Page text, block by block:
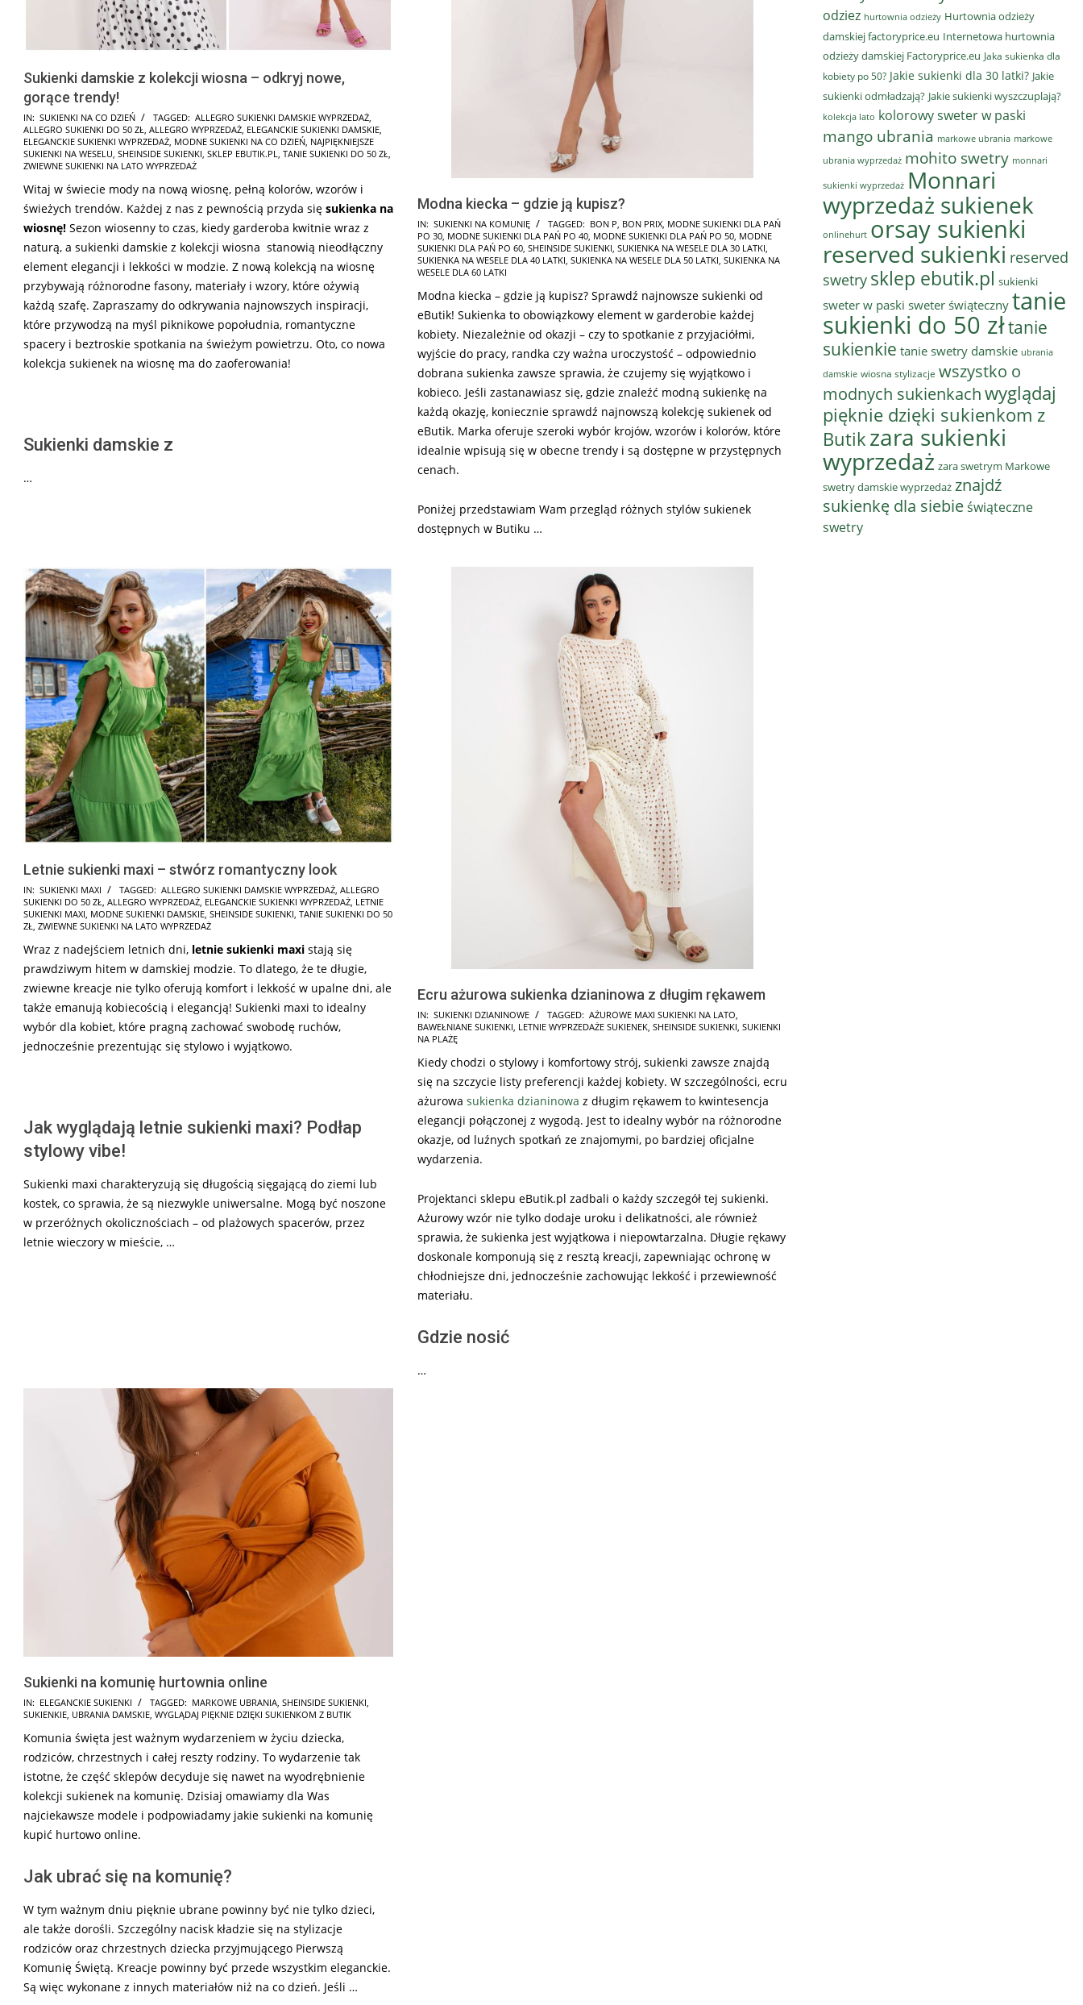
Sukienki damskie z kolekcji wiosna – odkryj nowe,
gorące trendy!
2025-
10-
07
IN: SUKIENKI NA CO DZIEŃ TAGGED: ALLEGRO SUKIENKI DAMSKIE WYPRZEDAŻ,
ALLEGRO SUKIENKI DO 50 ZŁ, ALLEGRO WYPRZEDAŻ, ELEGANCKIE SUKIENKI DAMSKIE,
ELEGANCKIE SUKIENKI WYPRZEDAŻ, MODNE SUKIENKI NA CO DZIEŃ, NAJPIĘKNIEJSZE
SUKIENKI NA WESELU, SHEINSIDE SUKIENKI, SKLEP EBUTIK.PL, TANIE SUKIENKI DO 50 ZŁ,
ZWIEWNE SUKIENKI NA LATO WYPRZEDAŻ
Witaj w świecie mody na nową wiosnę, pełną kolorów, wzorów i
świeżych trendów. Każdej z nas z pewnością przyda się sukienka na
wiosnę! Sezon wiosenny to czas, kiedy garderoba kwitnie wraz z
naturą, a sukienki damskie z kolekcji wiosna stanowią nieodłączny
element elegancji i lekkości w modzie. Z nową kolekcją na wiosnę
przybywają różnorodne fasony, materiały i wzory, które ożywią
każdą szafę. Zapraszamy do odkrywania najnowszych inspiracji,
które przywodzą na myśl piknikowe popołudnia, romantyczne
spacery i beztroskie spotkania na świeżym powietrzu. Oto, co nowa
kolekcja sukienek na wiosnę ma do zaoferowania!
Sukienki damskie z
…
Modna kiecka – gdzie ją kupisz?
2025-
08-
13
IN: SUKIENKI NA KOMUNIĘ TAGGED: BON P, BON PRIX, MODNE SUKIENKI DLA PAŃ
PO 30, MODNE SUKIENKI DLA PAŃ PO 40, MODNE SUKIENKI DLA PAŃ PO 50, MODNE
SUKIENKI DLA PAŃ PO 60, SHEINSIDE SUKIENKI, SUKIENKA NA WESELE DLA 30 LATKI,
SUKIENKA NA WESELE DLA 40 LATKI, SUKIENKA NA WESELE DLA 50 LATKI, SUKIENKA NA
WESELE DLA 60 LATKI
Modna kiecka – gdzie ją kupisz? Sprawdź najnowsze sukienki od
eButik! Sukienka to obowiązkowy element w garderobie każdej
kobiety. Niezależnie od okazji – czy to spotkanie z przyjaciółmi,
wyjście do pracy, randka czy ważna uroczystość – odpowiednio
dobrana sukienka zawsze sprawia, że czujemy się wyjątkowo i
kobieco. Jeśli zastanawiasz się, gdzie znaleźć modną sukienkę na
każdą okazję, koniecznie sprawdź najnowszą kolekcję sukienek od
eButik. Marka oferuje szeroki wybór krojów, wzorów i kolorów, które
idealnie wpisują się w obecne trendy i są dostępne w przystępnych
cenach.
Poniżej przedstawiam Wam przegląd różnych stylów sukienek
dostępnych w Butiku …
Letnie sukienki maxi – stwórz romantyczny look
2025-
07-
03
IN: SUKIENKI MAXI TAGGED: ALLEGRO SUKIENKI DAMSKIE WYPRZEDAŻ, ALLEGRO
SUKIENKI DO 50 ZŁ, ALLEGRO WYPRZEDAŻ, ELEGANCKIE SUKIENKI WYPRZEDAŻ, LETNIE
SUKIENKI MAXI, MODNE SUKIENKI DAMSKIE, SHEINSIDE SUKIENKI, TANIE SUKIENKI DO 50
ZŁ, ZWIEWNE SUKIENKI NA LATO WYPRZEDAŻ
Wraz z nadejściem letnich dni, letnie sukienki maxi stają się
prawdziwym hitem w damskiej modzie. To dlatego, że te długie,
zwiewne kreacje nie tylko oferują komfort i lekkość w upalne dni, ale
także emanują kobiecością i elegancją! Sukienki maxi to idealny
wybór dla kobiet, które pragną zachować swobodę ruchów,
jednocześnie prezentując się stylowo i wyjątkowo.
Jak wyglądają letnie sukienki maxi? Podłap
stylowy vibe!
Sukienki maxi charakteryzują się długością sięgającą do ziemi lub
kostek, co sprawia, że są niezwykle uniwersalne. Mogą być noszone
w przeróżnych okolicznościach – od plażowych spacerów, przez
letnie wieczory w mieście, …
Ecru ażurowa sukienka dzianinowa z długim rękawem
2025-
03-
IN: SUKIENKI DZIANINOWE TAGGED: AŻUROWE MAXI SUKIENKI NA LATO,
BAWEŁNIANE SUKIENKI, LETNIE WYPRZEDAŻE SUKIENEK, SHEINSIDE SUKIENKI, SUKIENKI
NA PLAŻĘ
Kiedy chodzi o stylowy i komfortowy strój, sukienki zawsze znajdą
się na szczycie listy preferencji każdej kobiety. W szczególności, ecru
ażurowa sukienka dzianinowa z długim rękawem to kwintesencja
elegancji połączonej z wygodą. Jest to idealny wybór na różnorodne
okazje, od luźnych spotkań ze znajomymi, po bardziej oficjalne
wydarzenia.
Projektanci sklepu eButik.pl zadbali o każdy szczegół tej sukienki.
Ażurowy wzór nie tylko dodaje uroku i delikatności, ale również
sprawia, że sukienka jest wyjątkowa i niepowtarzalna. Długie rękawy
doskonale komponują się z resztą kreacji, zapewniając ochronę w
chłodniejsze dni, jednocześnie zachowując lekkość i przewiewność
materiału.
Gdzie nosić
…
Sukienki na komunię hurtownia online
2025-
03-
02
IN: ELEGANCKIE SUKIENKI TAGGED: MARKOWE UBRANIA, SHEINSIDE SUKIENKI,
SUKIENKIE, UBRANIA DAMSKIE, WYGLĄDAJ PIĘKNIE DZIĘKI SUKIENKOM Z BUTIK
Komunia święta jest ważnym wydarzeniem w życiu dziecka,
rodziców, chrzestnych i całej reszty rodziny. To wydarzenie tak
istotne, że część sklepów decyduje się nawet na wyodrębnienie
kolekcji sukienek na komunię. Dzisiaj omawiamy dla Was
najciekawsze modele i podpowiadamy jakie sukienki na komunię
kupić hurtowo online.
Jak ubrać się na komunię?
W tym ważnym dniu pięknie ubrane powinny być nie tylko dzieci,
ale także dorośli. Szczególny nacisk kładzie się na stylizacje
rodziców oraz chrzestnych dziecka przyjmującego Pierwszą
Komunię Świętą. Kreacje powinny być przede wszystkim eleganckie.
Są więc wykonane z innych materiałów niż na co dzień. Jeśli …
odziez hurtownia odzieży Hurtownia odzieży
damskiej factoryprice.eu Internetowa hurtownia
odzieży damskiej Factoryprice.eu Jaka sukienka dla
kobiety po 50? Jakie sukienki dla 30 latki? Jakie
sukienki odmładzają? Jakie sukienki wyszczuplają?
kolekcja lato kolorowy sweter w paski
mango ubrania markowe ubrania markowe
ubrania wyprzedaż mohito swetry monnari
sukienki wyprzedaż Monnari
wyprzedaż sukienek
onlinehurt orsay sukienki
reserved sukienki reserved
swetry sklep ebutik.pl sukienki
sweter w paski sweter świątecznytanie
sukienki do 50 złtanie
sukienkie tanie swetry damskie ubrania
damskie wiosna stylizacje wszystko o
modnych sukienkachwyglądaj
pięknie dzięki sukienkom z
Butik zara sukienki
wyprzedaż zara swetrym Markowe
swetry damskie wyprzedaż znajdź
sukienkę dla siebieświąteczne
swetry